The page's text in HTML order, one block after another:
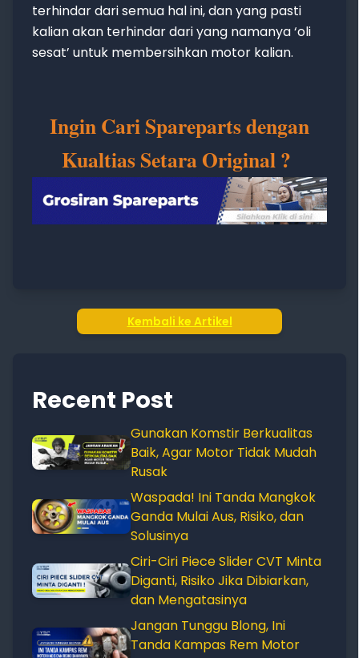
terhindar dari semua hal ini, dan yang pasti
kalian akan terhindar dari yang namanya ‘oli
sesat’ untuk membersihkan motor kalian.
Ingin Cari Spareparts dengan
Kualtias Setara Original ?
Kembali ke Artikel
Recent Post
Gunakan Komstir Berkualitas
Baik, Agar Motor Tidak Mudah
Rusak
Waspada! Ini Tanda Mangkok
Ganda Mulai Aus, Risiko, dan
Solusinya
Ciri-Ciri Piece Slider CVT Minta
Diganti, Risiko Jika Dibiarkan,
dan Mengatasinya
Jangan Tunggu Blong, Ini
Tanda Kampas Rem Motor